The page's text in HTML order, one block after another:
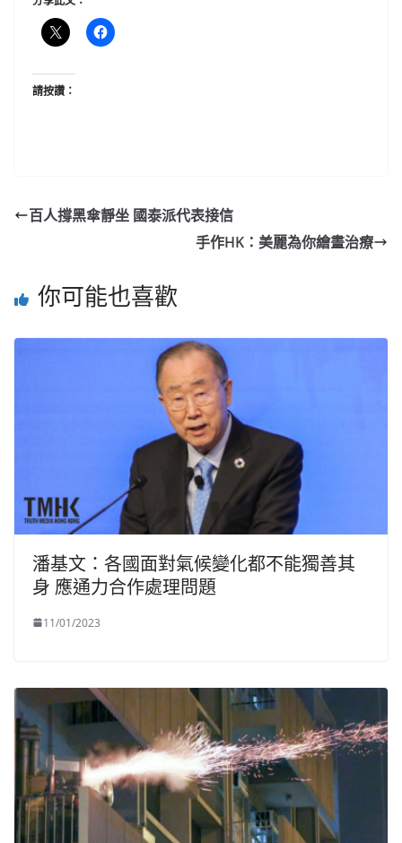
請按讚：
百人撐黑傘靜坐 國泰派代表接信
手作HK：美麗為你繪畫治療
你可能也喜歡
潘基文：各國面對氣候變化都不能獨善其
身 應通力合作處理問題
11/01/2023